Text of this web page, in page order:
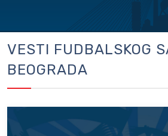
VESTI FUDBALSKOG
BEOGRADA